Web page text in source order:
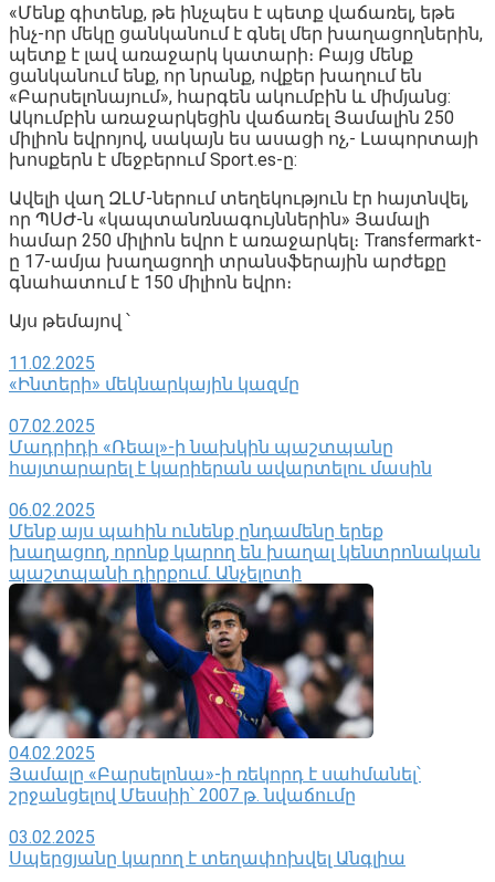
«Մենք գիտենք, թե ինչպես է պետք վաճառել, եթե
ինչ-որ մեկը ցանկանում է գնել մեր խաղացողներին,
պետք է լավ առաջարկ կատարի։ Բայց մենք
ցանկանում ենք, որ նրանք, ովքեր խաղում են
«Բարսելոնայում», հարգեն ակումբին և միմյանց:
Ակումբին առաջարկեցին վաճառել Յամալին 250
միլիոն եվրոյով, սակայն ես ասացի ոչ,- Լապորտայի
խոսքերն է մեջբերում Sport.es-ը:
Ավելի վաղ ԶԼՄ-ներում տեղեկություն էր հայտնվել,
որ ՊՍԺ-ն «կապտանռնագույններին» Յամալի
համար 250 միլիոն եվրո է առաջարկել։ Transfermarkt-
ը 17-ամյա խաղացողի տրանսֆերային արժեքը
գնահատում է 150 միլիոն եվրո։
Այս թեմայով ՝
11.02.2025
«Ինտերի» մեկնարկային կազմը
07.02.2025
Մադրիդի «Ռեալ»-ի նախկին պաշտպանը
հայտարարել է կարիերան ավարտելու մասին
06.02.2025
Մենք այս պահին ունենք ընդամենը երեք
խաղացող, որոնք կարող են խաղալ կենտրոնական
պաշտպանի դիրքում. Անչելոտի
04.02.2025
Յամալը «Բարսելոնա»-ի ռեկորդ է սահմանել՝
շրջանցելով Մեսսիի՝ 2007 թ. նվաճումը
03.02.2025
Սպերցյանը կարող է տեղափոխվել Անգլիա